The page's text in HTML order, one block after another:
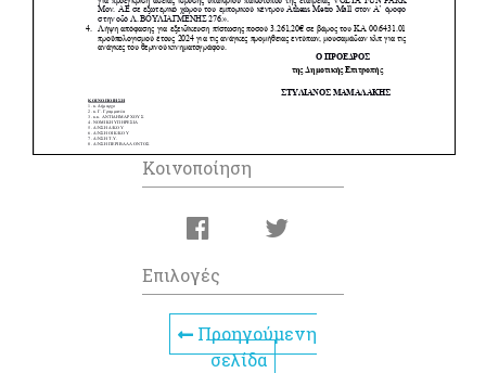
Κοινοποίηση
Επιλογές
Προηγούμενη
σελίδα